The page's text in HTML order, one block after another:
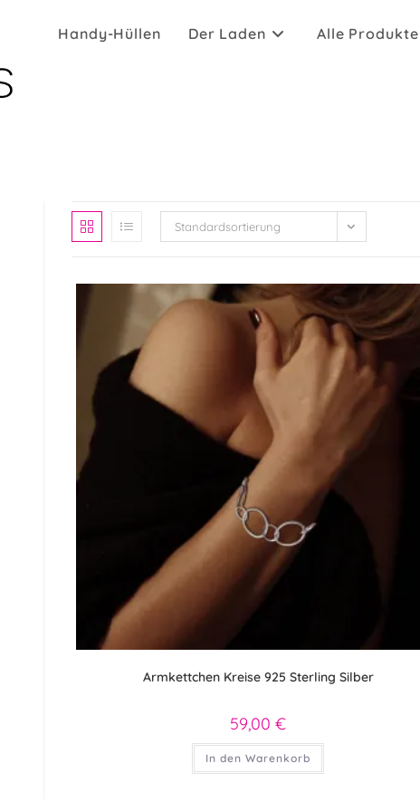
Handy-Hüllen Der Laden Alle Produkte
Standardsortierung
Armkettchen Kreise 925 Sterling Silber
59,00€
In den Warenkorb